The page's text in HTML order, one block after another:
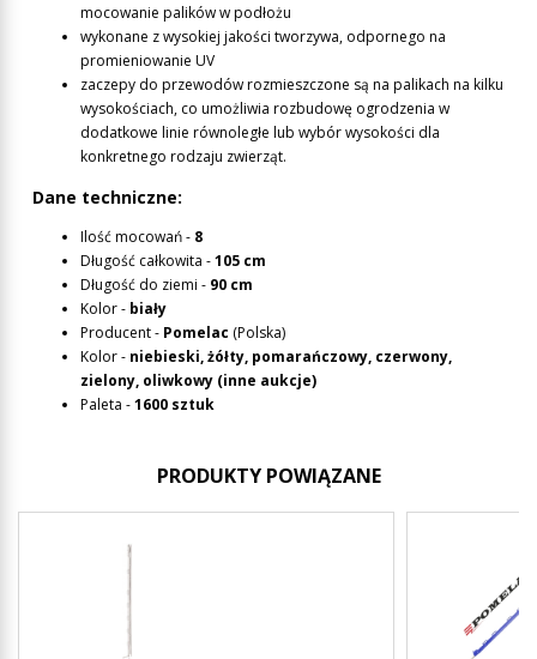
mocowanie palików w podłożu
wykonane z wysokiej jakości tworzywa, odpornego na
promieniowanie UV
zaczepy do przewodów rozmieszczone są na palikach na kilku
wysokościach, co umożliwia rozbudowę ogrodzenia w
dodatkowe linie równoległe lub wybór wysokości dla
konkretnego rodzaju zwierząt.
Dane techniczne:
Ilość mocowań - 8
Długość całkowita -105 cm
Długość do ziemi - 90 cm
Kolor - biały
Producent - Pomelac (Polska)
Kolor - niebieski, żółty, pomarańczowy, czerwony,
zielony, oliwkowy (inne aukcje)
Paleta -1600 sztuk
PRODUKTY POWIĄZANE